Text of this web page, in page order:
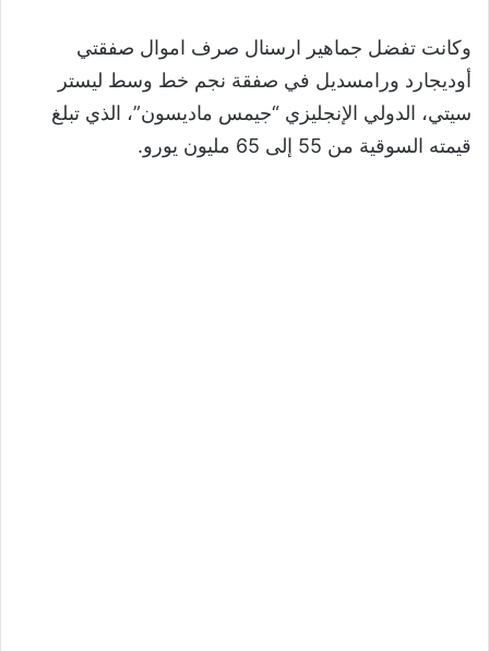
وكانت تفضل جماهير ارسنال صرف اموال صفقتي
أوديجارد ورامسديل في صفقة نجم خط وسط ليستر
سيتي، الدولي الإنجليزي “جيمس ماديسون”، الذي تبلغ
قيمته السوقية من 55 إلى 65 مليون يورو.